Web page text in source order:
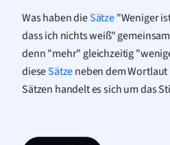
Was haben dieSätze"Weniger
dass ich nichts weiß"
denn "mehr" gleichzeitig
dieseSätzeneben dem
Sätzen handelt es sich um das